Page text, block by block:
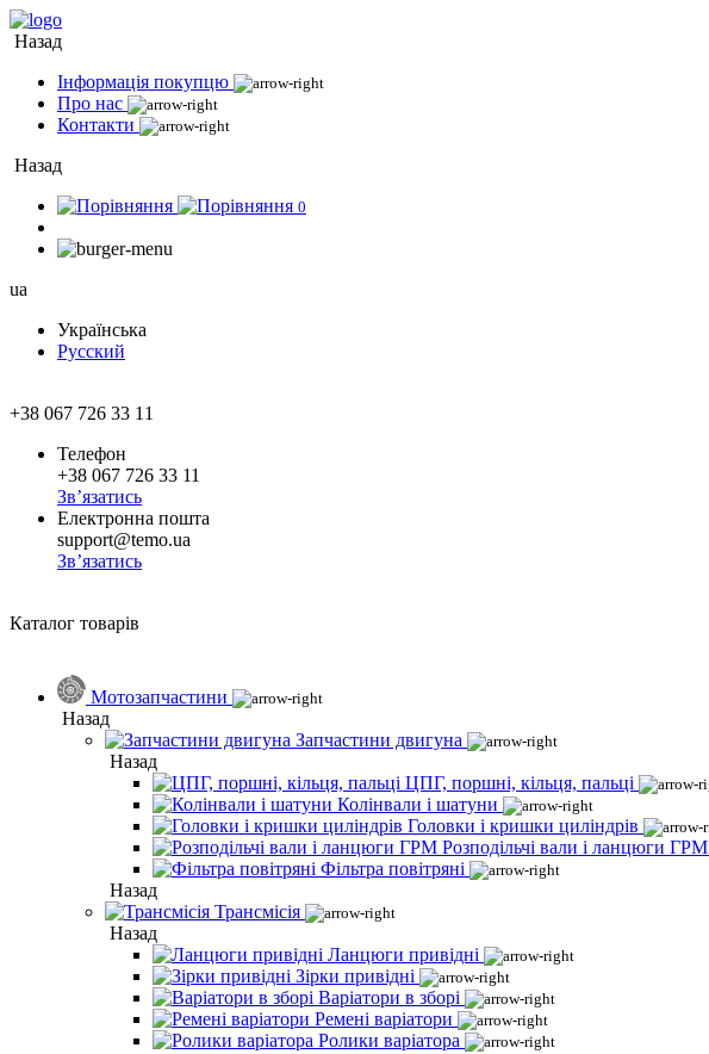
Назад
Інформація покупцю
Про нас
Контакти
Назад
0
ua
Українська
Русский
+38 067 726 33 11
Телефон
+38 067 726 33 11
Зв’язатись
Електронна пошта
support@temo.ua
Зв’язатись
Каталог товарів
Мотозапчастини
Назад
Запчастини двигуна
Назад
ЦПГ, поршні, кільця, пальці
Колінвали і шатуни
Головки і кришки циліндрів
Розподільчі вали і ланцюги ГРМ
Фільтра повітряні
Назад
Трансмісія
Назад
Ланцюги привідні
Зірки привідні
Варіатори в зборі
Ремені варіатори
Ролики варіатора